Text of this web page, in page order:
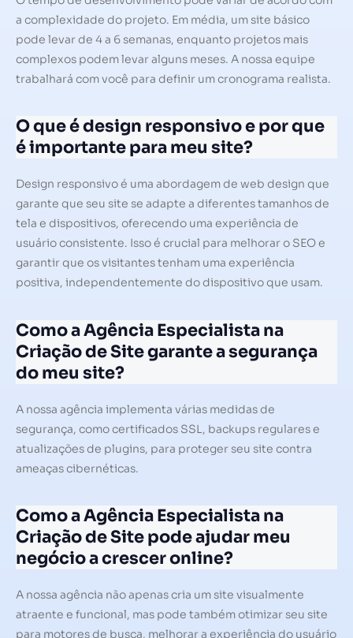
a complexidade do projeto. Em média, um site básico
pode levar de 4 a 6 semanas, enquanto projetos mais
complexos podem levar alguns meses. A nossa equipe
trabalhará com você para definir um cronograma realista.
O que é design responsivo e por que
é importante para meu site?
Design responsivo é uma abordagem de web design que
garante que seu site se adapte a diferentes tamanhos de
tela e dispositivos, oferecendo uma experiência de
usuário consistente. Isso é crucial para melhorar o SEO e
garantir que os visitantes tenham uma experiência
positiva, independentemente do dispositivo que usam.
Como a Agência Especialista na
Criação de Site garante a segurança
do meu site?
A nossa agência implementa várias medidas de
segurança, como certificados SSL, backups regulares e
atualizações de plugins, para proteger seu site contra
ameaças cibernéticas.
Como a Agência Especialista na
Criação de Site pode ajudar meu
negócio a crescer online?
A nossa agência não apenas cria um site visualmente
atraente e funcional, mas pode também otimizar seu site
para motores de busca, melhorar a experiência do usuário